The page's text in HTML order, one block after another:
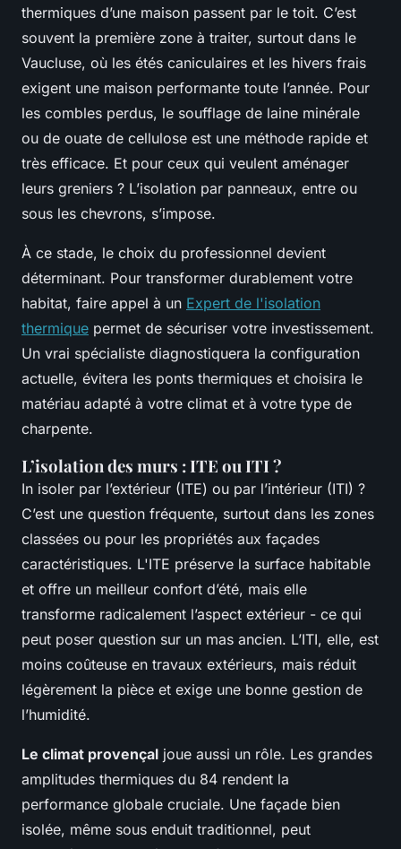
thermiques d’une maison passent par le toit. C’est
souvent la première zone à traiter, surtout dans le
Vaucluse, où les étés caniculaires et les hivers frais
exigent une maison performante toute l’année. Pour
les combles perdus, le soufflage de laine minérale
ou de ouate de cellulose est une méthode rapide et
très efficace. Et pour ceux qui veulent aménager
leurs greniers ? L’isolation par panneaux, entre ou
sous les chevrons, s’impose.
À ce stade, le choix du professionnel devient
déterminant. Pour transformer durablement votre
habitat, faire appel à un Expert de l'isolation
thermique permet de sécuriser votre investissement.
Un vrai spécialiste diagnostiquera la configuration
actuelle, évitera les ponts thermiques et choisira le
matériau adapté à votre climat et à votre type de
charpente.
L’isolation des murs : ITE ou ITI ?
In isoler par l’extérieur (ITE) ou par l’intérieur (ITI) ?
C’est une question fréquente, surtout dans les zones
classées ou pour les propriétés aux façades
caractéristiques. L'ITE préserve la surface habitable
et offre un meilleur confort d’été, mais elle
transforme radicalement l’aspect extérieur - ce qui
peut poser question sur un mas ancien. L’ITI, elle, est
moins coûteuse en travaux extérieurs, mais réduit
légèrement la pièce et exige une bonne gestion de
l’humidité.
Le climat provençal joue aussi un rôle. Les grandes
amplitudes thermiques du 84 rendent la
performance globale cruciale. Une façade bien
isolée, même sous enduit traditionnel, peut